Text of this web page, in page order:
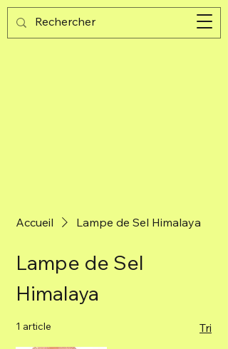
Guijad
Accueil Lampe de Sel Himalaya
Lampe de Sel
Himalaya
1 article Tri